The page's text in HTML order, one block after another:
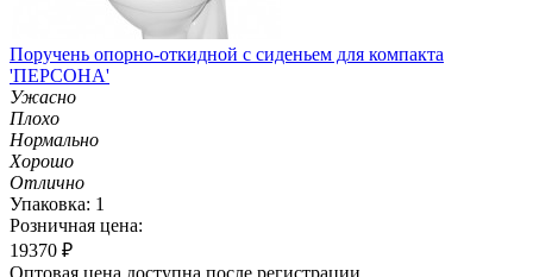
Поручень опорно-откидной с сиденьем для компакта
'ПЕРСОНА'
Ужасно
Плохо
Нормально
Хорошо
Отлично
Упаковка: 1
Розничная цена:
19370 ₽
Оптовая цена доступна после регистрации